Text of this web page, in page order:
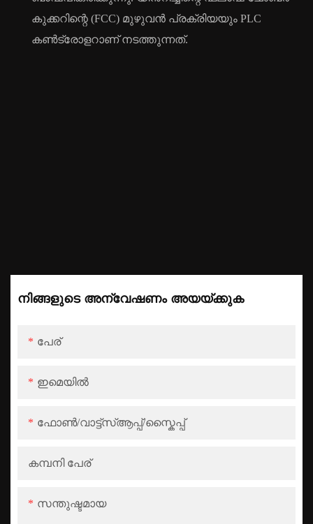
നിങ്ങളുടെ അന്വേഷണം അയയ്ക്കുക
പേര്
ഇമെയിൽ
ഫോൺ/വാട്ട്‌സ്ആപ്പ്/സ്കൈപ്പ്
കമ്പനി പേര്
സന്തുഷ്ടമായ
കുക്കറിന്റെ (FCC) മുഴുവൻ പ്രക്രിയയും PLC
കൺട്രോളറാണ് നടത്തുന്നത്.